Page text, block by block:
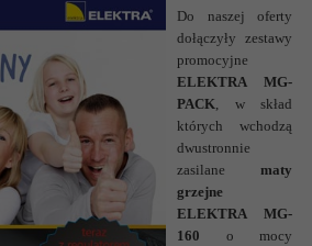
Do naszej oferty
dołączyły zestawy
promocyjne
ELEKTRA MG-
PACK, w skład
których wchodzą
dwustronnie
zasilane maty
grzejne
ELEKTRA MG-
160 o mocy